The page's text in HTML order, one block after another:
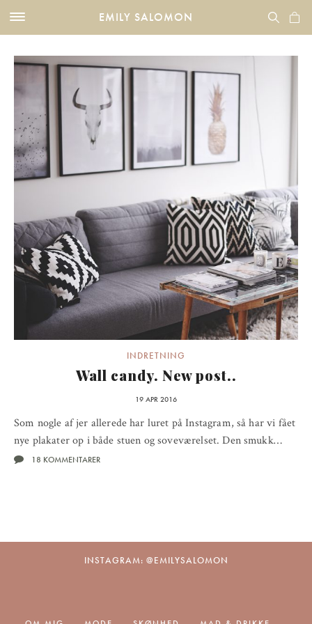
EMILY SALOMON
INDRETNING
Wall candy. New post..
19 APR 2016
Som nogle af jer allerede har luret på Instagram, så har vi fået
nye plakater op i både stuen og soveværelset. Den smukk…
18 KOMMENTARER
INSTAGRAM: @EMILYSALOMON